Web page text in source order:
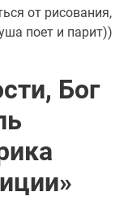
от рисования,
поет и парит))
Бог